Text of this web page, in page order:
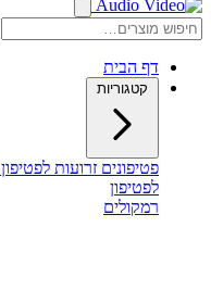
דף הבית
קטגוריות
פטיפונים זרועות לפטיפון
לפטיפון
רמקולים